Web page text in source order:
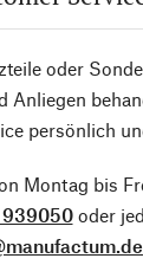
oder
Anliegen
persönlich
Montag bis
oder